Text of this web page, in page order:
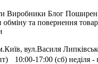
Виробники Блог
та повернення
вул.Василя
10:00-17:00 (сб) неділя -